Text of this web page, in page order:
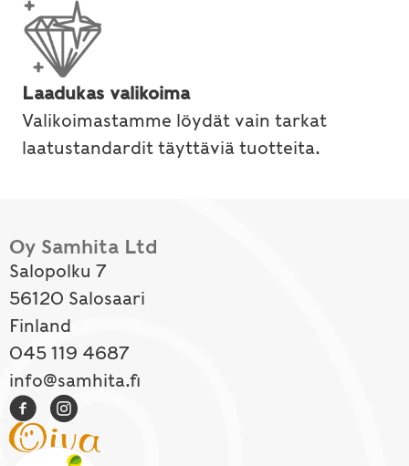
Laadukas valikoima
Valikoimastamme löydät vain tarkat
laatustandardit täyttäviä tuotteita.
Oy Samhita Ltd
Salopolku 7
56120 Salosaari
Finland
045 119 4687
info@samhita.fi